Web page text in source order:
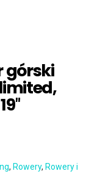
górski
, Rowery, Rowery i